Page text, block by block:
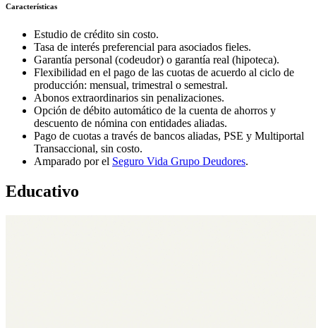
Características
Estudio de crédito sin costo.
Tasa de interés preferencial para asociados fieles.
Garantía personal (codeudor) o garantía real (hipoteca).
Flexibilidad en el pago de las cuotas de acuerdo al ciclo de
producción: mensual, trimestral o semestral.
Abonos extraordinarios sin penalizaciones.
Opción de débito automático de la cuenta de ahorros y
descuento de nómina con entidades aliadas.
Pago de cuotas a través de bancos aliadas, PSE y Multiportal
Transaccional, sin costo.
Amparado por el Seguro Vida Grupo Deudores.
Educativo